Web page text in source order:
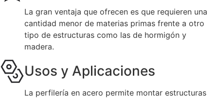
La gran ventaja que ofrecen es que requieren una
cantidad menor de materias primas frente a otro
tipo de estructuras como las de hormigón y
madera.
Usos y Aplicaciones
La perfilería en acero permite montar estructuras